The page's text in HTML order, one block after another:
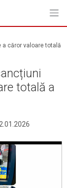
a căror valoare totală
totală a